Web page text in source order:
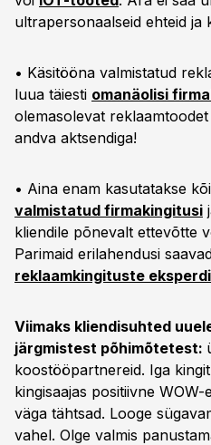
ultrapersonaalseid ehteid ja
• Käsitööna valmistatud
luua täiesti omanäolisi
olemasolevat
andva aktsendiga!
• Aina enam kasutatakse
valmistatud firmakingitusi
kliendile põnevalt ettevõtte
Parimaid erilahendusi
reklaamkingituste
Viimaks kliendisuhted
järgmistest põhimõtetest:
koostööpartnereid. Iga
kingisaajas positiivne
väga tähtsad. Looge
vahel. Olge valmis